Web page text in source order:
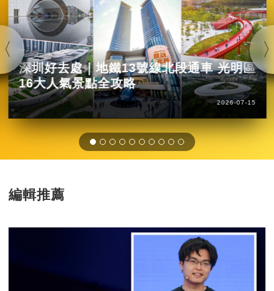
深圳好去處｜地鐵13號線北段通車 光明區
16大人氣景點全攻略
2026-07-15
編輯推薦